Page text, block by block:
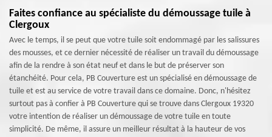
Faites confiance au spécialiste du démoussage tuile à
Clergoux
Avec le temps, il se peut que votre tuile soit endommagé par les salissures
des mousses, et ce dernier nécessité de réaliser un travail du démoussage
afin de la rendre à son état neuf et dans le but de préserver son
étanchéité. Pour cela, PB Couverture est un spécialisé en démoussage de
tuile et est au service de votre travail dans ce domaine. Donc, n'hésitez
surtout pas à confier à PB Couverture qui se trouve dans Clergoux 19320
votre intention de réaliser un démoussage de votre tuile en toute
simplicité. De même, il assure un meilleur résultat à la hauteur de vos